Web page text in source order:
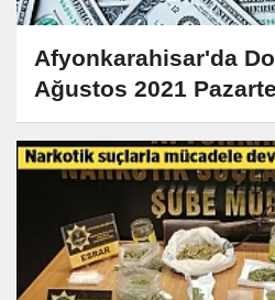
Afyonkarahisar'da
Ağustos 2021